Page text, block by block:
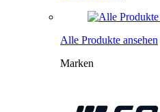
Alle Produkte ansehen
Marken